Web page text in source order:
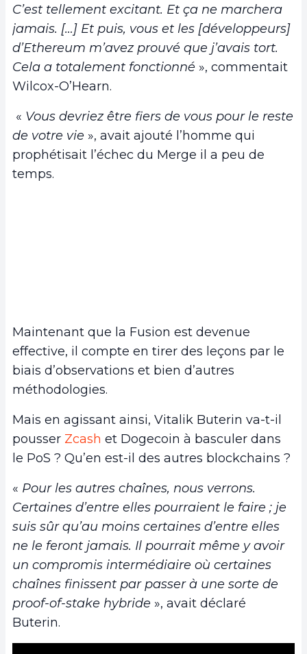
C’est tellement excitant. Et ça ne marchera
jamais. […] Et puis, vous et les [développeurs]
d’Ethereum m’avez prouvé que j’avais tort.
Cela a totalement fonctionné », commentait
Wilcox-O’Hearn.
« Vous devriez être fiers de vous pour le reste
de votre vie », avait ajouté l’homme qui
prophétisait l’échec du Merge il a peu de
temps.
Maintenant que la Fusion est devenue
effective, il compte en tirer des leçons par le
biais d’observations et bien d’autres
méthodologies.
Mais en agissant ainsi, Vitalik Buterin va-t-il
pousser Zcash et Dogecoin à basculer dans
le PoS ? Qu’en est-il des autres blockchains ?
« Pour les autres chaînes, nous verrons.
Certaines d’entre elles pourraient le faire ; je
suis sûr qu’au moins certaines d’entre elles
ne le feront jamais. Il pourrait même y avoir
un compromis intermédiaire où certaines
chaînes finissent par passer à une sorte de
proof-of-stake hybride », avait déclaré
Buterin.